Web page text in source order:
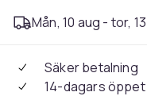
Mån, 10 aug - tor,
Säker betalning
14-dagars öppet